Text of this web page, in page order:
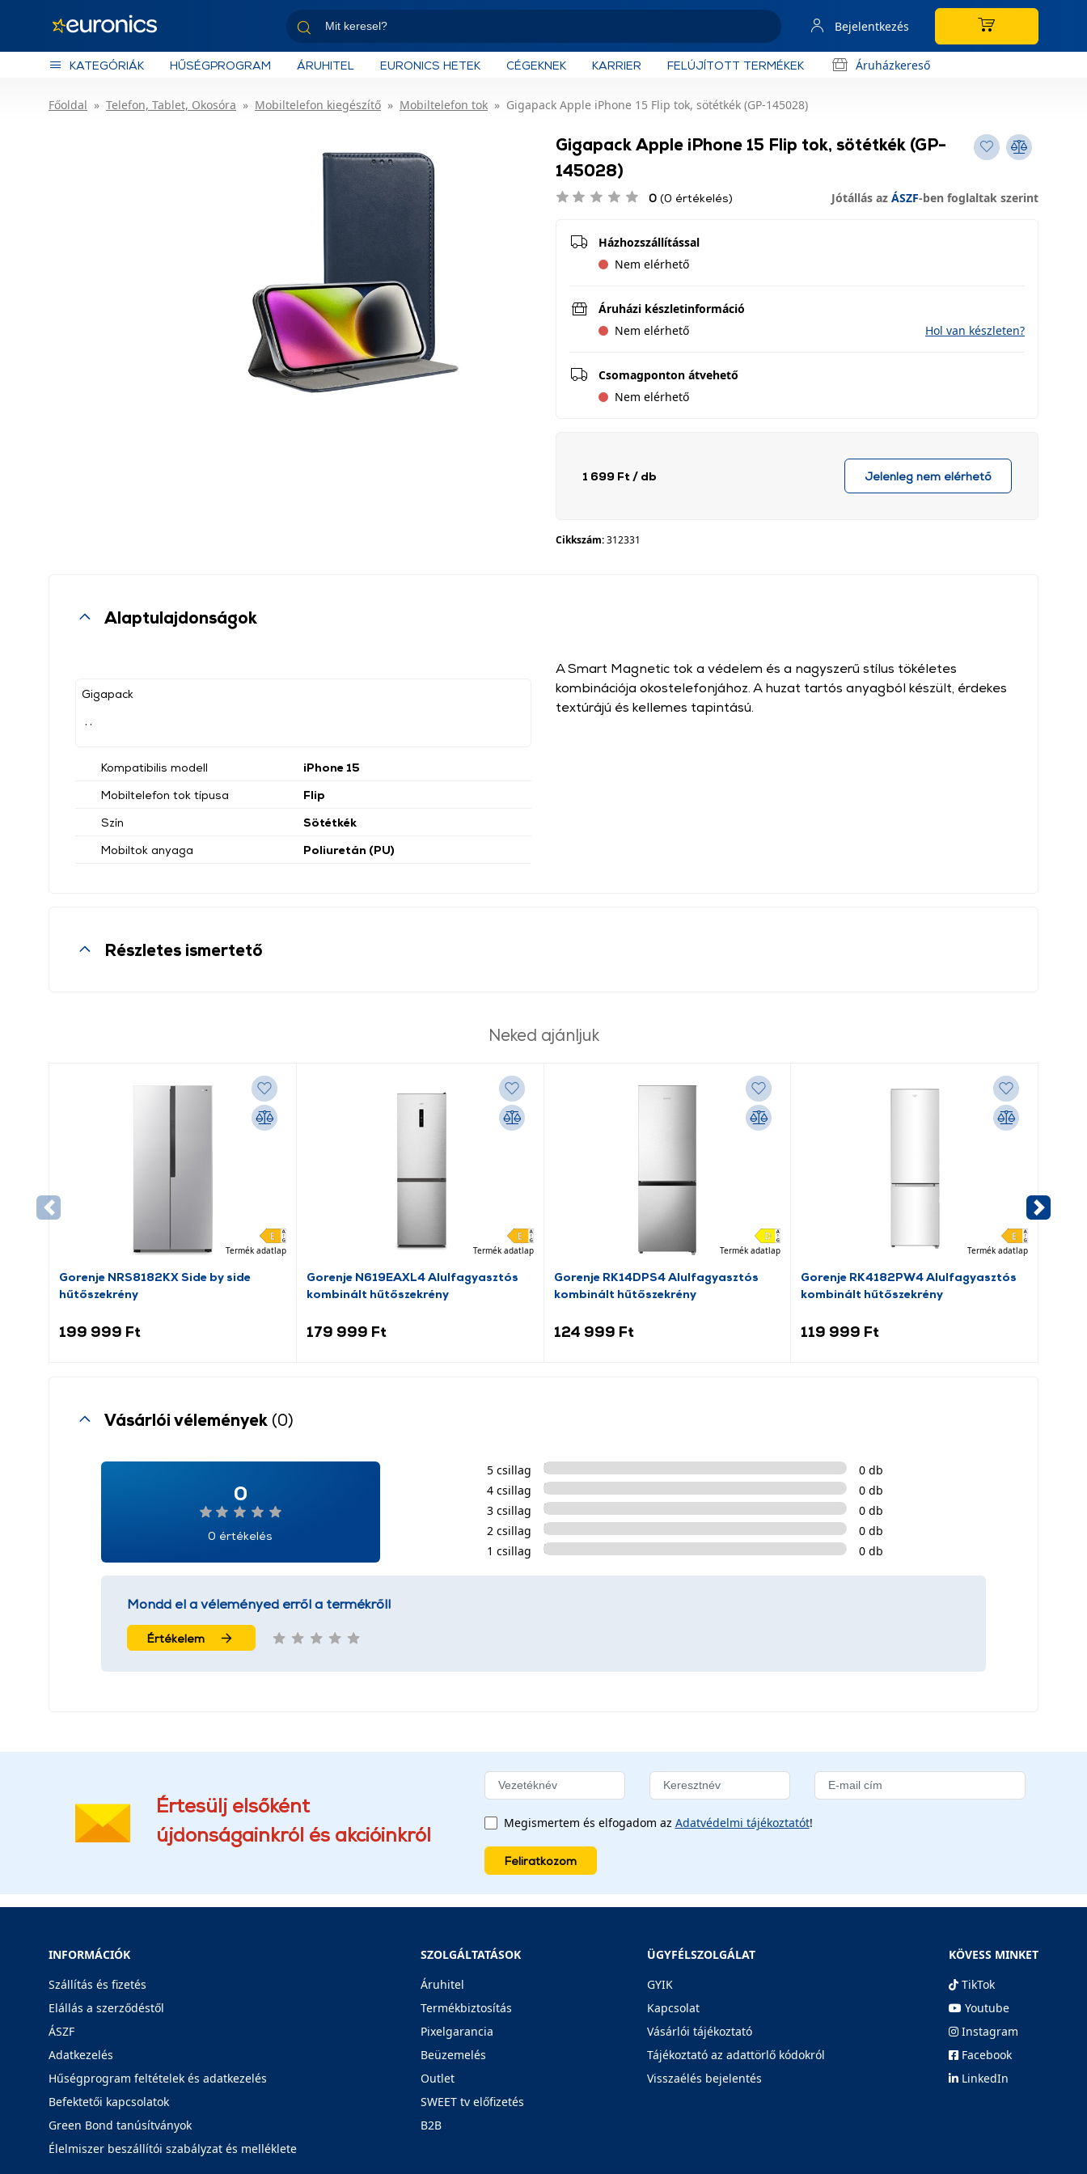
Bejelentkezés
KATEGÓRIÁK HŰSÉGPROGRAM ÁRUHITEL EURONICS HETEK CÉGEKNEK KARRIER FELÚJÍTOTT TERMÉKEK Áruházkereső
Főoldal Telefon, Tablet, Okosóra Mobiltelefon kiegészítő Mobiltelefon tok Gigapack Apple iPhone 15 Flip tok, sötétkék (GP-145028)
Gigapack Apple iPhone 15 Flip tok, sötétkék (GP-
145028)
0 (0 értékelés) Jótállás az ÁSZF-ben foglaltak szerint
Házhozszállítással
Nem elérhető
Áruházi készletinformáció
Nem elérhető
Hol van készleten?
Csomagponton átvehető
Nem elérhető
1 699 Ft / db Jelenleg nem elérhető
Cikkszám:312331
Alaptulajdonságok
Gigapack
Kompatibilis modell
iPhone 15
Mobiltelefon tok típusa
Flip
Szín
Sötétkék
Mobiltok anyaga
Poliuretán (PU)
A Smart Magnetic tok a védelem és a nagyszerű stílus tökéletes
kombinációja okostelefonjához. A huzat tartós anyagból készült, érdekes
textúrájú és kellemes tapintású.
Részletes ismertető
Neked ajánljuk
Termék adatlap
Gorenje NRS8182KX Side by side
hűtőszekrény
199 999 Ft
Termék adatlap
Gorenje N619EAXL4 Alulfagyasztós
kombinált hűtőszekrény
179 999 Ft
Termék adatlap
Gorenje RK14DPS4 Alulfagyasztós
kombinált hűtőszekrény
124 999 Ft
Termék adatlap
Gorenje RK4182PW4 Alulfagyasztós
kombinált hűtőszekrény
119 999 Ft
Vásárlói vélemények (0)
0
0 értékelés
5 csillag
0 db
4 csillag
0 db
3 csillag
0 db
2 csillag
0 db
1 csillag
0 db
Mondd el a véleményed erről a termékről!
Értékelem
Értesülj elsőként
újdonságainkról és akcióinkról
Megismertem és elfogadom az Adatvédelmi tájékoztatót!
Feliratkozom
INFORMÁCIÓK
Szállítás és fizetés
Elállás a szerződéstől
ÁSZF
Adatkezelés
Hűségprogram feltételek és adatkezelés
Befektetői kapcsolatok
Green Bond tanúsítványok
Élelmiszer beszállítói szabályzat és melléklete
SZOLGÁLTATÁSOK
Áruhitel
Termékbiztosítás
Pixelgarancia
Beüzemelés
Outlet
SWEET tv előfizetés
B2B
ÜGYFÉLSZOLGÁLAT
GYIK
Kapcsolat
Vásárlói tájékoztató
Tájékoztató az adattörlő kódokról
Visszaélés bejelentés
KÖVESS MINKET
TikTok
Youtube
Instagram
Facebook
LinkedIn